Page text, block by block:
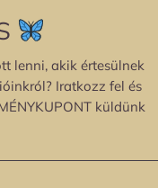
lenni, akik értesülnek
Iratkozz fel és
küldünk